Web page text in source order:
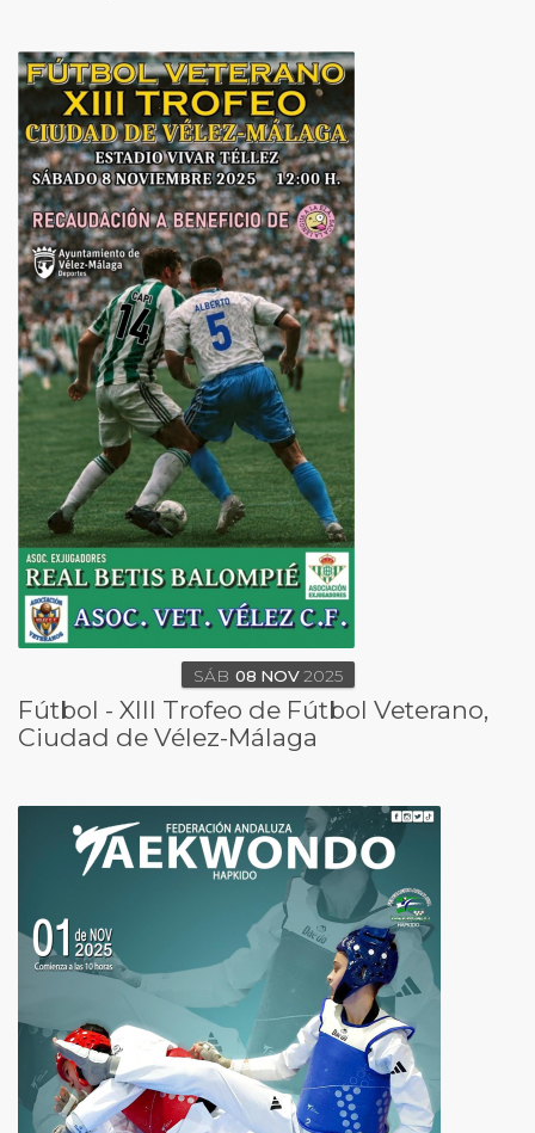
SÁB 08 NOV 2025
Fútbol - XIII Trofeo de Fútbol Veterano,
Ciudad de Vélez-Málaga